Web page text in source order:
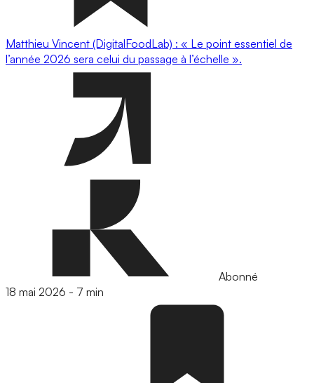
Matthieu Vincent (DigitalFoodLab) : « Le point essentiel de
l’année 2026 sera celui du passage à l’échelle ».
Abonné
18 mai 2026 - 7 min